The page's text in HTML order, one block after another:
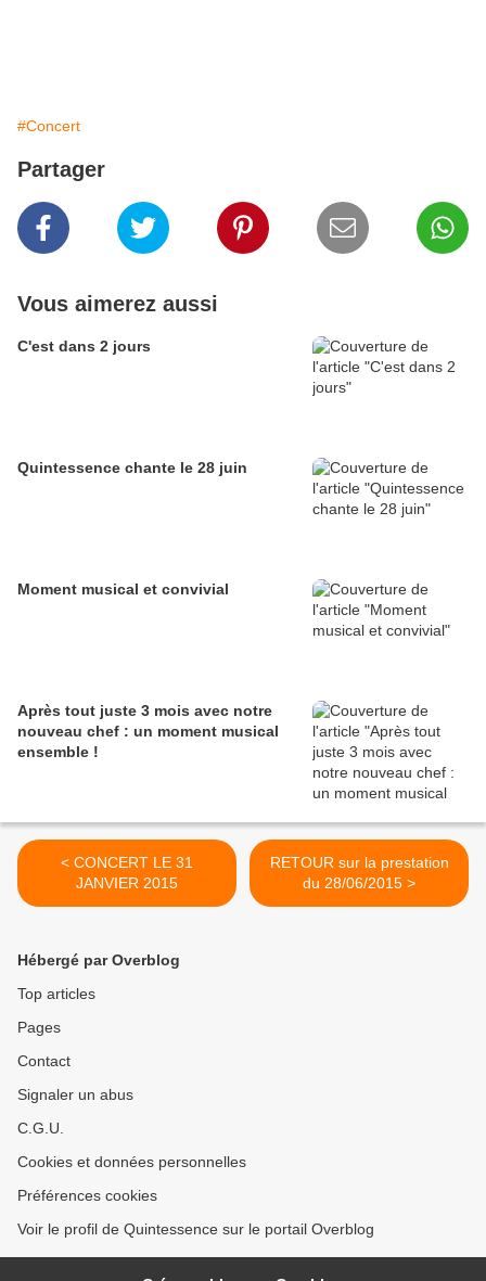
#Concert
Partager
Vous aimerez aussi
C'est dans 2 jours
Quintessence chante le 28 juin
Moment musical et convivial
Après tout juste 3 mois avec notre
nouveau chef : un moment musical
ensemble !
< CONCERT LE 31
JANVIER 2015
RETOUR sur la prestation
du 28/06/2015 >
Hébergé par Overblog
Top articles
Pages
Contact
Signaler un abus
C.G.U.
Cookies et données personnelles
Préférences cookies
Voir le profil de Quintessence sur le portail Overblog